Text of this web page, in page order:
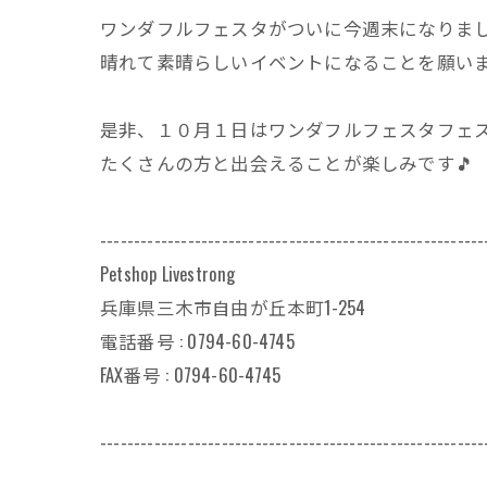
ワンダフルフェスタがついに今週末になりま
晴れて素晴らしいイベントになることを願いま
是非、１０月１日はワンダフルフェスタフェ
たくさんの方と出会えることが楽しみです🎵
Petshop Livestrong
兵庫県三木市自由が丘本町1-254
電話番号 : 0794-60-4745
FAX番号 : 0794-60-4745